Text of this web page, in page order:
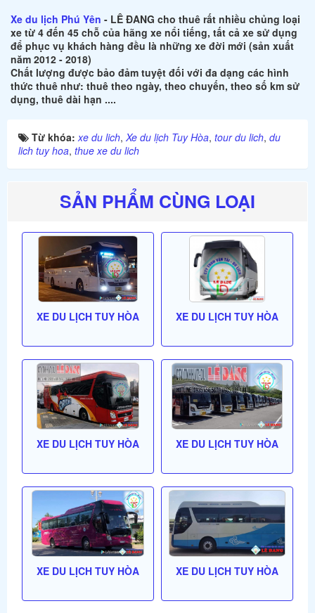
Xe du lịch Phú Yên - LÊ ĐANG cho thuê rất nhiều chủng loại
xe từ 4 đến 45 chỗ của hãng xe nổi tiếng, tất cả xe sử dụng
để phục vụ khách hàng đều là những xe đời mới (sản xuất
năm 2012 - 2018)
Chất lượng được bảo đảm tuyệt đối với đa dạng các hình
thức thuê như: thuê theo ngày, theo chuyến, theo số km sử
dụng, thuê dài hạn ....
Từ khóa: xe du lich, Xe du lịch Tuy Hòa, tour du lich, du
lich tuy hoa, thue xe du lich
SẢN PHẨM CÙNG LOẠI
XE DU LỊCH TUY HÒA XE DU LỊCH TUY HÒA
XE DU LỊCH TUY HÒA XE DU LỊCH TUY HÒA
XE DU LỊCH TUY HÒA XE DU LỊCH TUY HÒA